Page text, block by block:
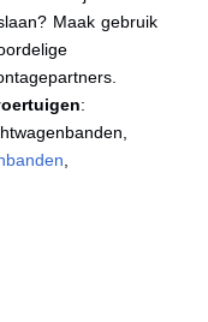
Maak gebruik
:
,